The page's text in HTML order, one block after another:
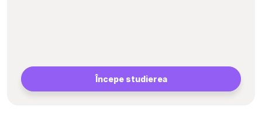
Începe studierea